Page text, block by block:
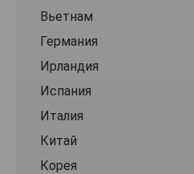
Вьетнам
Германия
Ирландия
Испания
Италия
Китай
Корея